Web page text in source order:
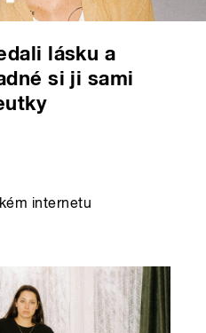
lásku a
si ji sami
internetu